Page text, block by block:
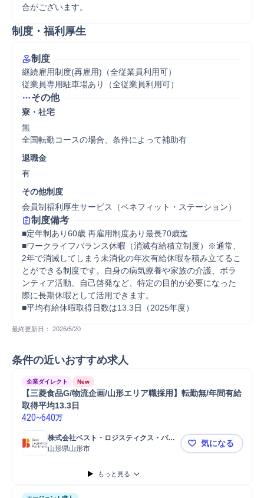
合がございます。
制度・福利厚生
制度
継続雇用制度(再雇用)（全従業員利用可）
従業員専用駐車場あり（全従業員利用可）
その他
寮・社宅
無
全国転勤コースの場合、条件によって補助有
退職金
有
その他制度
会員制福利厚生サービス（ベネフィット・ステーション）
制度備考
■定年制あり60歳 再雇用制度あり最長70歳迄
■ワークライフバランス休暇（消滅有給積立制度）※通常、
2年で消滅してしまう未消化の年次有給休暇を積み立てるこ
とができる制度です。自身の病気療養や家族の介護、ボラ
ンティア活動、自己啓発など、特定の目的が必要になった
際に長期休暇として活用できます。
■平均有給休暇取得日数は13.3日（2025年度）
最終更新日： 2026/5/20
条件の近いおすすめ求人
企業ダイレクト New
【三菱食品G/物流企画/山形エリア職採用】転勤無/年間有給
取得平均13.3日
420~640万
株式会社ベスト・ロジスティクス・パー
トナーズ
山形県山形市 【三菱食品
気になる
もっと見る